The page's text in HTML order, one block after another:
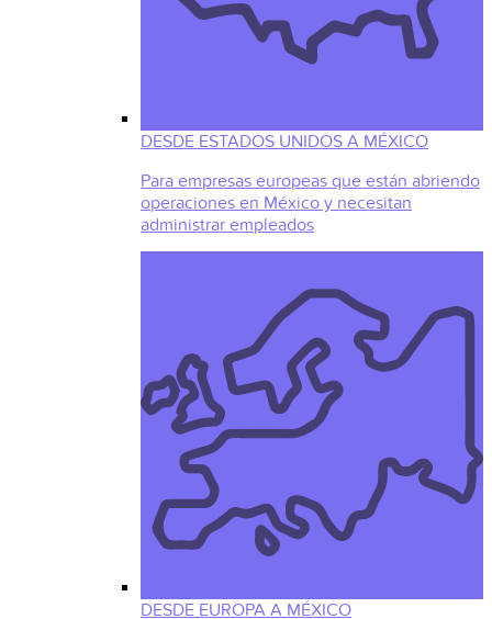
DESDE ESTADOS UNIDOS A MÉXICO
Para empresas europeas que están abriendo
operaciones en México y necesitan
administrar empleados
DESDE EUROPA A MÉXICO